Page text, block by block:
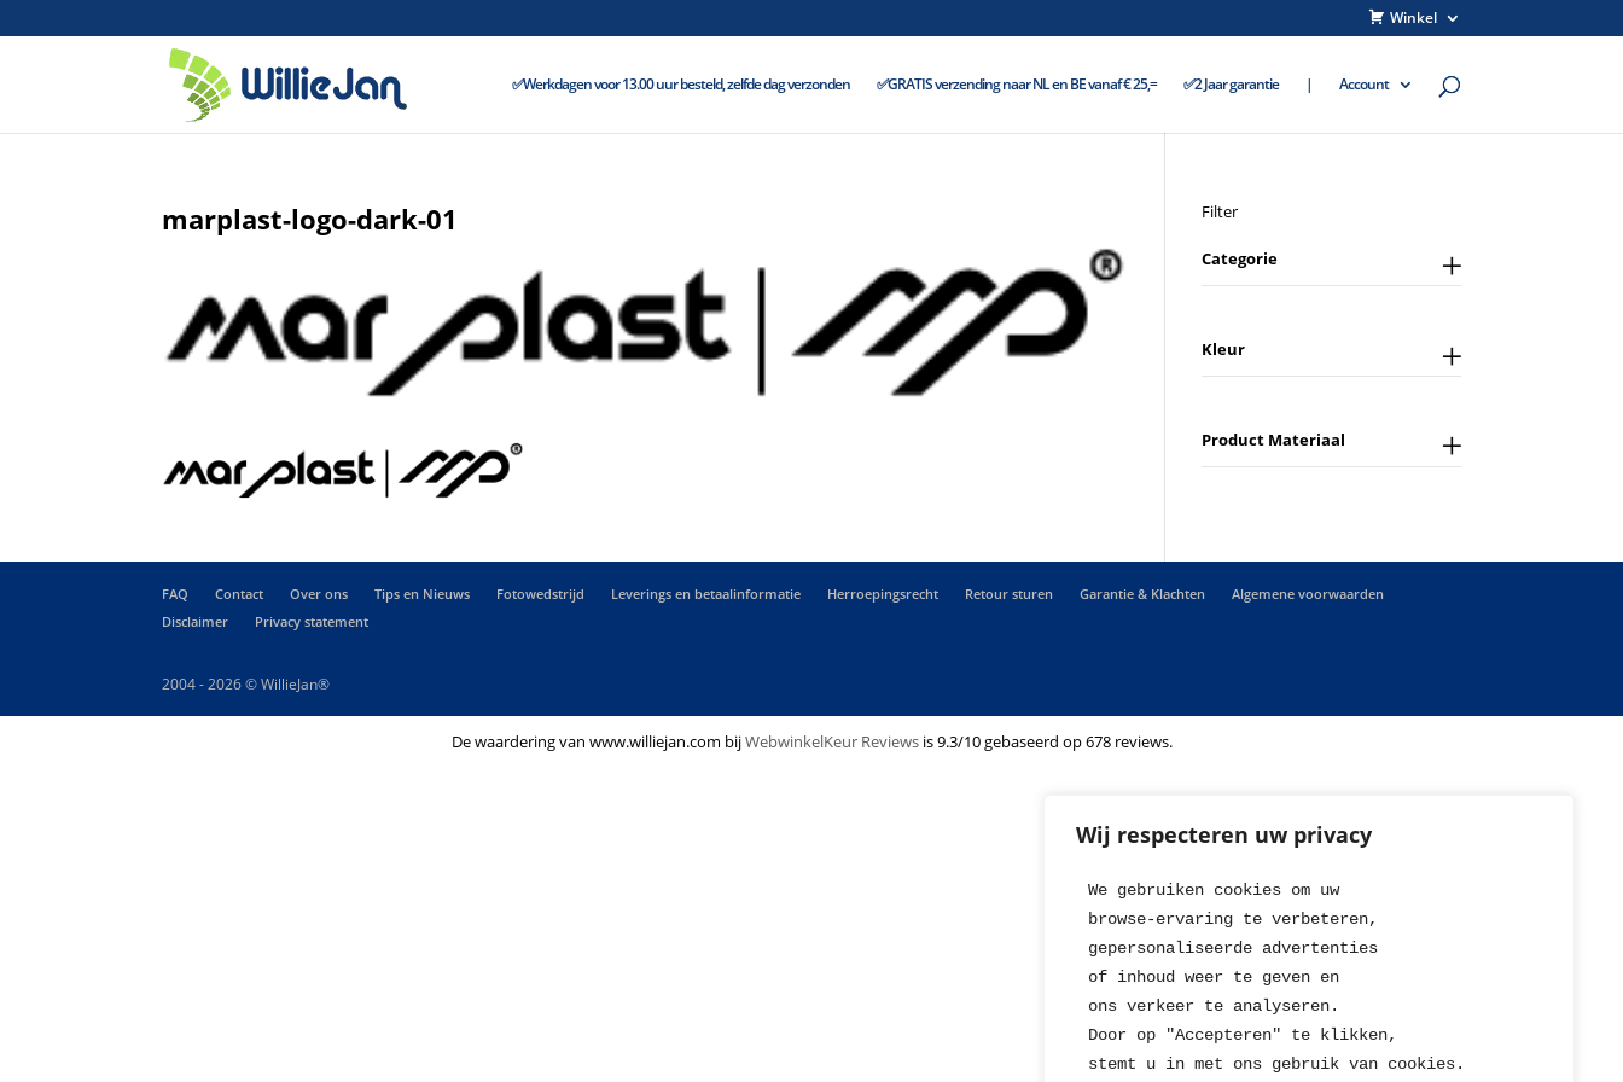
Wij respecteren uw privacy
We gebruiken cookies om uw
browse-ervaring te verbeteren,
gepersonaliseerde advertenties
of inhoud weer te geven en
ons verkeer te analyseren.
Door op "Accepteren" te klikken,
stemt u in met ons gebruik van cookies.
Winkel
✅Werkdagen voor 13.00 uur besteld, zelfde dag verzonden ✅GRATIS verzending naar NL en BE vanaf € 25,= ✅2 Jaar garantie | Account
marplast-logo-dark-01 Filter
Categorie
Kleur
Product Materiaal
FAQ Contact Over ons Tips en Nieuws Fotowedstrijd Leverings en betaalinformatie Herroepingsrecht Retour sturen Garantie & Klachten
Algemene voorwaarden
Disclaimer
Privacy statement
2004 - 2026 © WillieJan®
De waardering van www.williejan.com bijWebwinkelKeur Reviewsis 9.3/10 gebaseerd op 678 reviews.